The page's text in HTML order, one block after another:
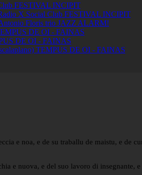
FESTIVAL INCIPIT
X Social Club FESTIVAL INCIPIT
Floris trio JAZZ ALARM!
DE OI - FAINAS
DE OI - FAINAS
TEMPUS DE OI - FAINAS
e noa, e de su traballu de maistu, e de
e nuova, e del suo lavoro di